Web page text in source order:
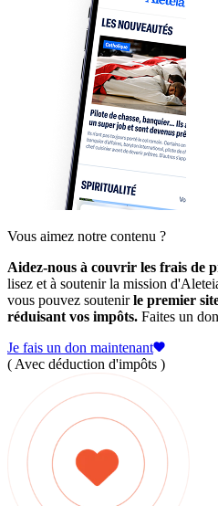
Vous aimez notre contenu ?
Aidez-nous à couvrir les frais de
lisez et à soutenir la mission
vous pouvez soutenirle premier
réduisant vos impôts. Faites un
Je fais un don maintenant
( Avec déduction d'impôts )